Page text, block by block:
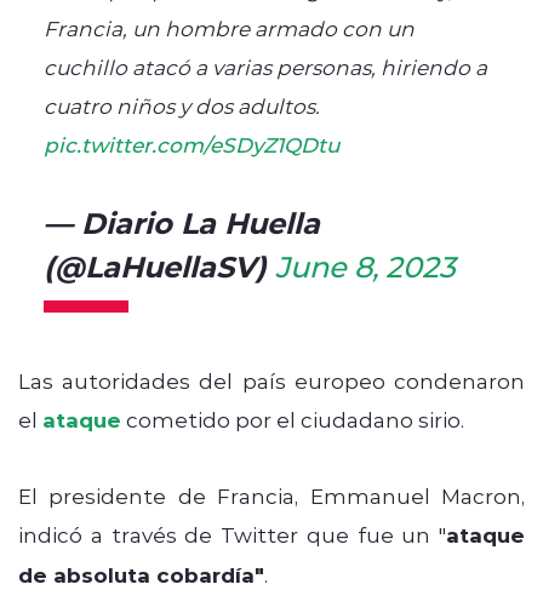
Francia, un hombre armado con un
cuchillo atacó a varias personas, hiriendo a
cuatro niños y dos adultos.
pic.twitter.com/eSDyZ1QDtu
— Diario La Huella
(@LaHuellaSV)June 8, 2023
Las autoridades del país europeo condenaron
el ataque cometido por el ciudadano sirio.
El presidente de Francia, Emmanuel Macron,
indicó a través de Twitter que fue un "ataque
de absoluta cobardía".